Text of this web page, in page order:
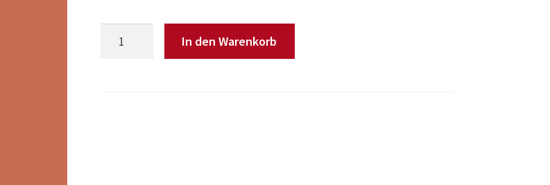
In den Warenkorb